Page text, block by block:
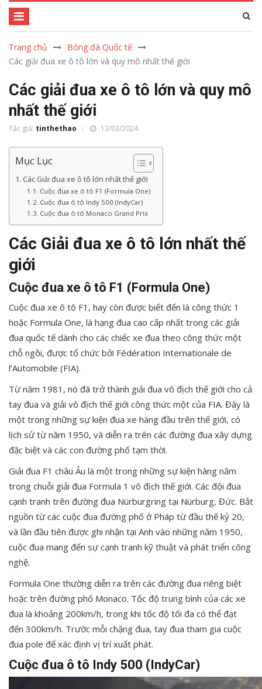
Trang chủ
Bóng đá Quốc tế
Các giải đua xe ô tô lớn và quy mô nhất thế giới
Các giải đua xe ô tô lớn và quy mô
nhất thế giới
Tác giả: tinthethao 13/03/2024
Mục Lục
Các Giải đua xe ô tô lớn nhất thế giới
Cuộc đua xe ô tô F1 (Formula One)
Cuộc đua ô tô Indy 500 (IndyCar)
Cuộc đua ô tô Monaco Grand Prix
Các Giải đua xe ô tô lớn nhất thế
giới
Cuộc đua xe ô tô F1 (Formula One)
Cuộc đua xe ô tô F1, hay còn được biết đến là công thức 1
hoặc Formula One, là hạng đua cao cấp nhất trong các giải
đua quốc tế dành cho các chiếc xe đua theo công thức một
chỗ ngồi, được tổ chức bởi Fédération Internationale de
l’Automobile (FIA).
Từ năm 1981, nó đã trở thành giải đua vô địch thế giới cho cả
tay đua và giải vô địch thế giới công thức một của FIA. Đây là
một trong những sự kiện đua xe hàng đầu trên thế giới, có
lịch sử từ năm 1950, và diễn ra trên các đường đua xây dựng
đặc biệt và các con đường phố tạm thời.
Giải đua F1 châu Âu là một trong những sự kiện hàng năm
trong chuỗi giải đua Formula 1 vô địch thế giới. Các đội đua
cạnh tranh trên đường đua Nürburgring tại Nürburg, Đức. Bắt
nguồn từ các cuộc đua đường phố ở Pháp từ đầu thế kỷ 20,
và lần đầu tiên được ghi nhận tại Anh vào những năm 1950,
cuộc đua mang đến sự cạnh tranh kỹ thuật và phát triển công
nghệ.
Formula One thường diễn ra trên các đường đua riêng biệt
hoặc trên đường phố Monaco. Tốc độ trung bình của các xe
đua là khoảng 200km/h, trong khi tốc độ tối đa có thể đạt
đến 300km/h. Trước mỗi chặng đua, tay đua tham gia cuộc
đua pole để xác định vị trí xuất phát.
Cuộc đua ô tô Indy 500 (IndyCar)